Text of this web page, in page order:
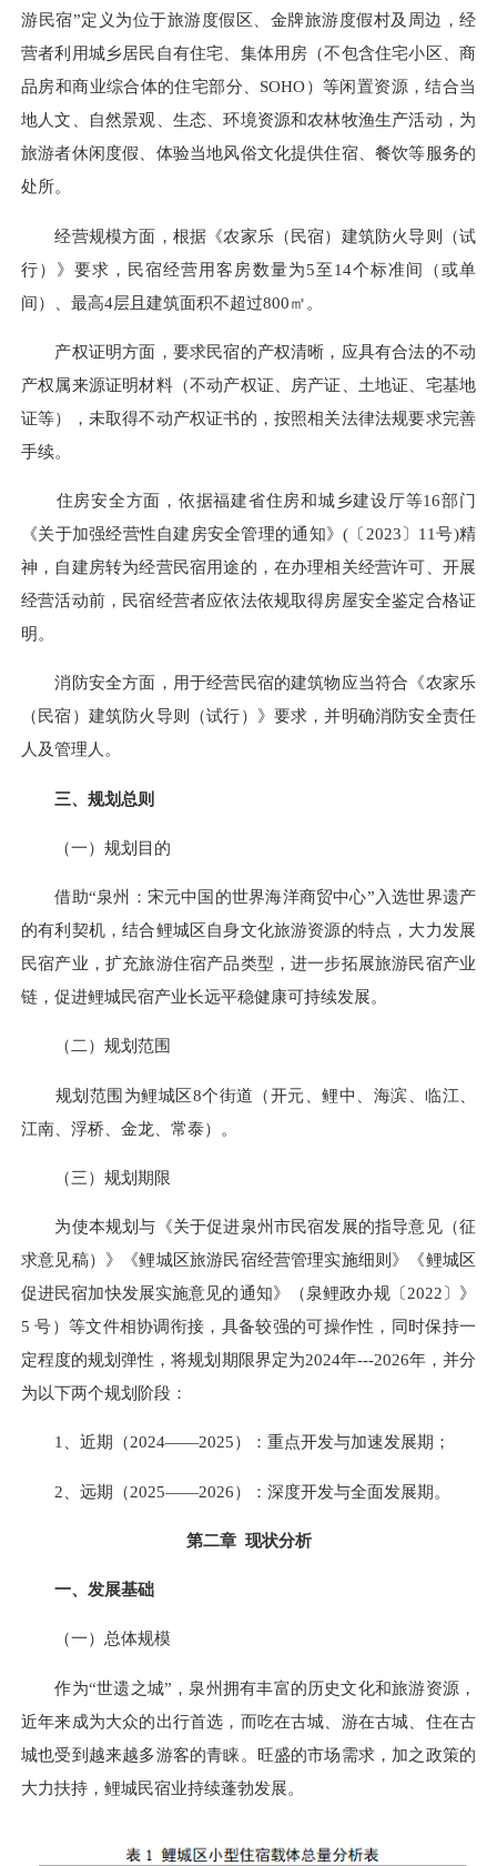
游民宿”定义为位于旅游度假区、金牌旅游度假村及周边，经
营者利用城乡居民自有住宅、集体用房（不包含住宅小区、商
品房和商业综合体的住宅部分、SOHO）等闲置资源，结合当
地人文、自然景观、生态、环境资源和农林牧渔生产活动，为
旅游者休闲度假、体验当地风俗文化提供住宿、餐饮等服务的
处所。
经营规模方面，根据《农家乐（民宿）建筑防火导则（试
行）》要求，民宿经营用客房数量为5至14个标准间（或单
间）、最高4层且建筑面积不超过800㎡。
产权证明方面，要求民宿的产权清晰，应具有合法的不动
产权属来源证明材料（不动产权证、房产证、土地证、宅基地
证等），未取得不动产权证书的，按照相关法律法规要求完善
手续。
住房安全方面，依据福建省住房和城乡建设厅等16部门
《关于加强经营性自建房安全管理的通知》(〔2023〕11号)精
神，自建房转为经营民宿用途的，在办理相关经营许可、开展
经营活动前，民宿经营者应依法依规取得房屋安全鉴定合格证
明。
消防安全方面，用于经营民宿的建筑物应当符合《农家乐
（民宿）建筑防火导则（试行）》要求，并明确消防安全责任
人及管理人。
三、规划总则
（一）规划目的
借助“泉州：宋元中国的世界海洋商贸中心”入选世界遗产
的有利契机，结合鲤城区自身文化旅游资源的特点，大力发展
民宿产业，扩充旅游住宿产品类型，进一步拓展旅游民宿产业
链，促进鲤城民宿产业长远平稳健康可持续发展。
（二）规划范围
规划范围为鲤城区8个街道（开元、鲤中、海滨、临江、
江南、浮桥、金龙、常泰）。
（三）规划期限
为使本规划与《关于促进泉州市民宿发展的指导意见（征
求意见稿）》《鲤城区旅游民宿经营管理实施细则》《鲤城区
促进民宿加快发展实施意见的通知》（泉鲤政办规〔2022〕》
5 号）等文件相协调衔接，具备较强的可操作性，同时保持一
定程度的规划弹性，将规划期限界定为2024年---2026年，并分
为以下两个规划阶段：
1、近期（2024——2025）：重点开发与加速发展期；
2、远期（2025——2026）：深度开发与全面发展期。
第二章 现状分析
一、发展基础
（一）总体规模
作为“世遗之城”，泉州拥有丰富的历史文化和旅游资源，
近年来成为大众的出行首选，而吃在古城、游在古城、住在古
城也受到越来越多游客的青睐。旺盛的市场需求，加之政策的
大力扶持，鲤城民宿业持续蓬勃发展。